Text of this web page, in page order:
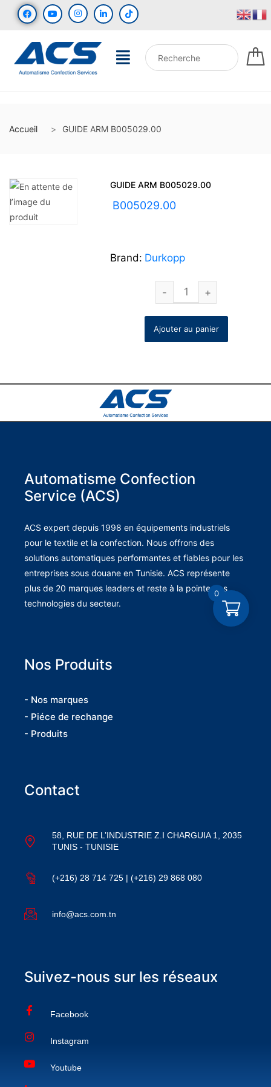
Accueil GUIDE ARM B005029.00
GUIDE ARM B005029.00
B005029.00
Brand: Durkopp
Ajouter au panier
Automatisme Confection
Service (ACS)
ACS expert depuis 1998 en équipements industriels
pour le textile et la confection. Nous offrons des
solutions automatiques performantes et fiables pour les
entreprises sous douane en Tunisie. ACS représente
plus de 20 marques leaders et reste à la pointe des
technologies du secteur.
Nos Produits
- Nos marques
- Piéce de rechange
- Produits
Contact
58, RUE DE L’INDUSTRIE Z.I CHARGUIA 1, 2035
TUNIS - TUNISIE
(+216) 28 714 725 | (+216) 29 868 080
info@acs.com.tn
Suivez-nous sur les réseaux
Facebook
Instagram
Youtube
0